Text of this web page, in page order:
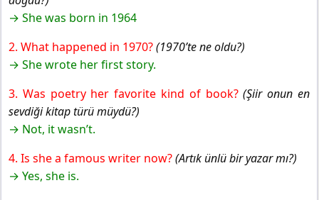
→ She was born in 1964
2. What happened in 1970?(1970’te ne oldu?)
→ She wrote her first story.
3. Was poetry her favorite kind of book?(Şiir onun en
sevdiği kitap türü müydü?)
→ Not, it wasn’t.
4. Is she a famous writer now?(Artık ünlü bir yazar mı?)
→ Yes, she is.